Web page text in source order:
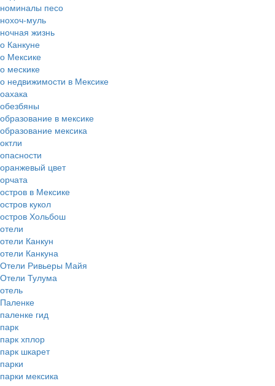
номиналы песо
нохоч-муль
ночная жизнь
о Канкуне
о Мексике
о мескике
о недвижимости в Мексике
оахака
обезбяны
образование в мексике
образование мексика
октли
опасности
оранжевый цвет
орчата
остров в Мексике
остров кукол
остров Хольбош
отели
отели Канкун
отели Канкуна
Отели Ривьеры Майя
Отели Тулума
отель
Паленке
паленке гид
парк
парк хплор
парк шкарет
парки
парки мексика